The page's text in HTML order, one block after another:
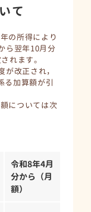
て
の所得により
ら翌年10月分
れます。
改正され，
る加算額が引
については次
令和8年4月
分から（月
額）